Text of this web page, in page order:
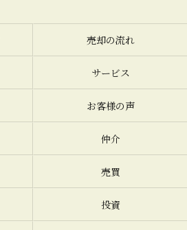
売却の流れ
サービス
お客様の声
仲介
売買
投資